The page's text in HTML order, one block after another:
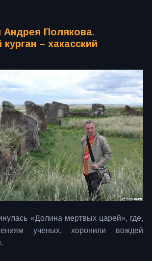
Андрея Полякова.
– хакасский
«Долина мертвых царей», где,
ученых, хоронили вождей